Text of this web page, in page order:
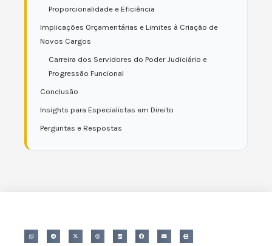
Proporcionalidade e Eficiência
Implicações Orçamentárias e Limites à Criação de
Novos Cargos
Carreira dos Servidores do Poder Judiciário e
Progressão Funcional
Conclusão
Insights para Especialistas em Direito
Perguntas e Respostas